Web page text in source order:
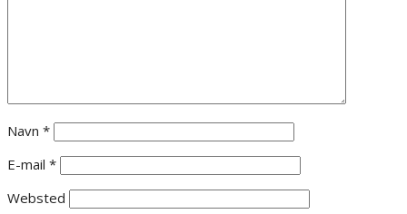
Navn *
E-mail *
Websted